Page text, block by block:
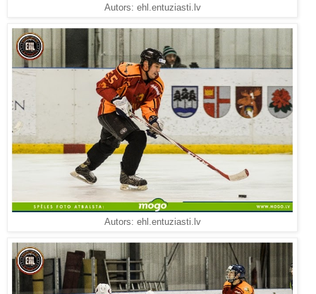
Autors: ehl.entuziasti.lv
Autors: ehl.entuziasti.lv